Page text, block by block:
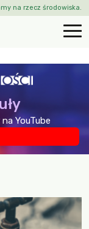
na rzecz środowiska.
YouTube